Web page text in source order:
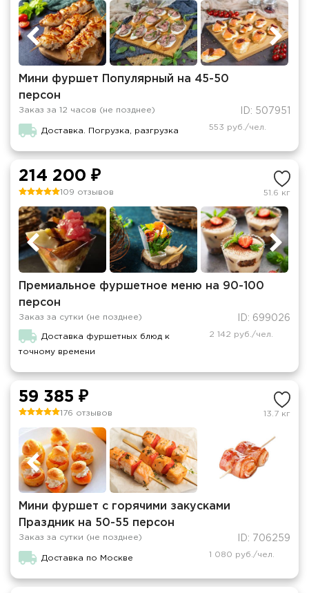
Мини фуршет Популярный на 45-50
персон
Заказ за 12 часов (не позднее) ID: 507951
Доставка. Погрузка, разгрузка 553 руб./чел.
214 200 ₽
109 отзывов 51.6 кг
Премиальное фуршетное меню на 90-100
персон
Заказ за сутки (не позднее) ID: 699026
Доставка фуршетных блюд к
точному времени
2 142 руб./чел.
59 385 ₽
176 отзывов 13.7 кг
Мини фуршет c горячими закусками
Праздник на 50-55 персон
Заказ за сутки (не позднее) ID: 706259
Доставка по Москве 1 080 руб./чел.